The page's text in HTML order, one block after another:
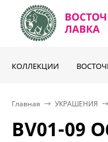
КОЛЛЕКЦИИ
Главная УКРАШЕНИЯ
BV01-09